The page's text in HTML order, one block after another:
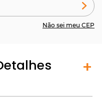
Não sei meu CEP